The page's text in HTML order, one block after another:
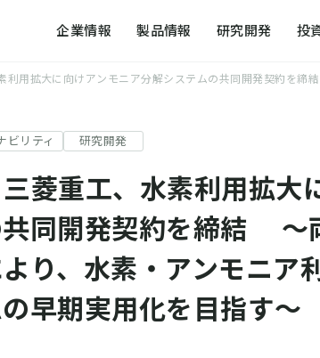
企業情報
会社概要
企業理念体系・社是
経営方針・経営計画
役員・組織図
製品情報 研究開発
R&D for the future
知的財産の活動
投
レスポンシブル・ケア活動
環境への取り組み
利用拡大に向けアンモニア分解システムの共同開発契約を
菱重工、水素利用拡大
共同開発契約を締結 ～
り、水素・アンモニア
早期実用化を目指す～
ビリティ 研究開発